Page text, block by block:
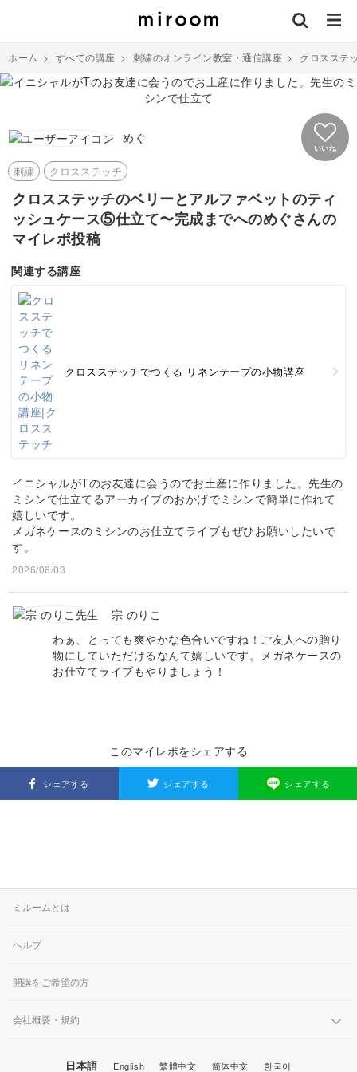
ホーム > すべての講座 > 刺繍のオンライン教室・通信講座 > クロスステ
めぐ
いいね
刺繍 クロスステッチ
クロスステッチのベリーとアルファベットのティ
ッシュケース⑤仕立て〜完成までへのめぐさんの
マイレポ投稿
関連する講座
クロスステッチでつくる リネンテープの小物講座
イニシャルがTのお友達に会うのでお土産に作りました。先生の
ミシンで仕立てるアーカイブのおかげでミシンで簡単に作れて
嬉しいです。
メガネケースのミシンのお仕立てライブもぜひお願いしたいで
す。
2026/06/03
宗 のりこ
わぁ、とっても爽やかな色合いですね！ご友人への贈り
物にしていただけるなんて嬉しいです。メガネケースの
お仕立てライブもやりましょう！
このマイレポをシェアする
シェアする シェアする シェアする
ミルームとは
ヘルプ
開講をご希望の方
会社概要・規約
日本語 English 繁體中文 简体中文 한국어